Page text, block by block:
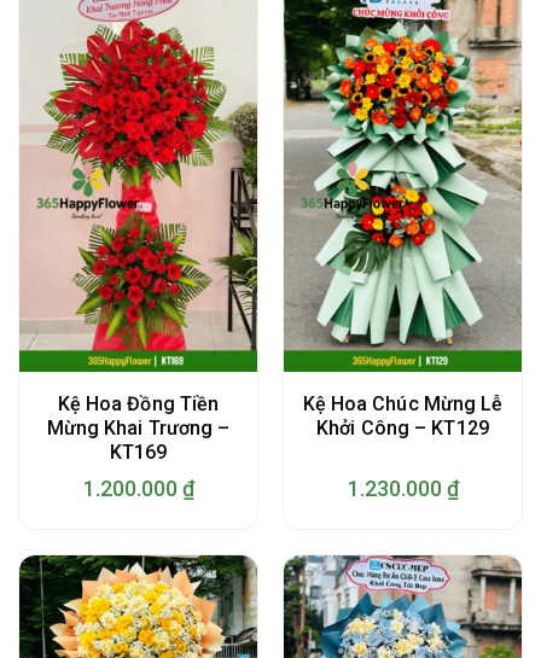
Kệ Hoa Đồng Tiền
Mừng Khai Trương –
KT169
1.200.000 ₫
Kệ Hoa Chúc Mừng Lễ
Khởi Công – KT129
1.230.000 ₫